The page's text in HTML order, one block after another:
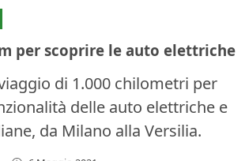
per scoprire le auto elettriche
di 1.000 chilometri per
delle auto elettriche e
da Milano alla Versilia.